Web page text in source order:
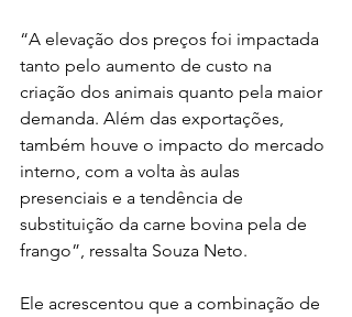
“A elevação dos preços foi impactada
tanto pelo aumento de custo na
criação dos animais quanto pela maior
demanda. Além das exportações,
também houve o impacto do mercado
interno, com a volta às aulas
presenciais e a tendência de
substituição da carne bovina pela de
frango”, ressalta Souza Neto.
Ele acrescentou que a combinação de